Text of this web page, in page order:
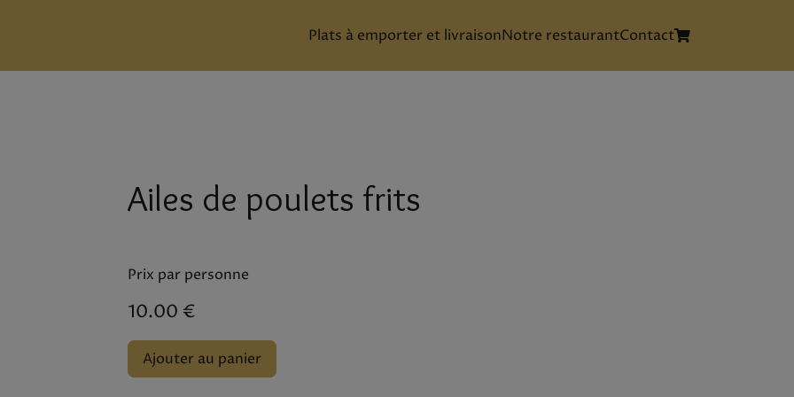
Plats à emporter et livraisonNotre restaurantContact
Ailes de poulets frits
Prix par personne
10.00 €
Ajouter au panier